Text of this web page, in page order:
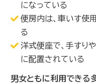
になっている
便房内は、車いす使
る
洋式便座で、手すり
に配置されている
男女ともに利用できる